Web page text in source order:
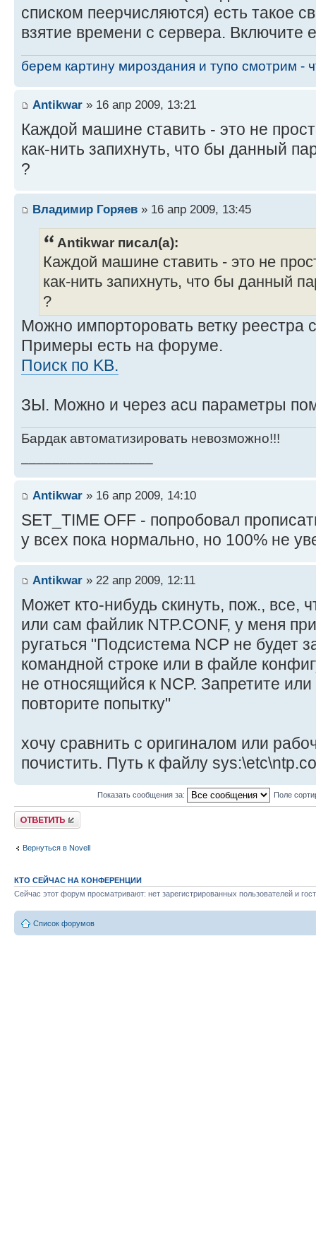
списком пеерчисляются) есть такое
взятие времени с сервера. Включите
берем картину мироздания и тупо смотрим -
Antikwar » 16 апр 2009, 13:21
Каждой машине ставить - это не
как-нить запихнуть, что бы данный
?
Владимир Горяев » 16 апр 2009, 13:45
Antikwar писал(а):
Каждой машине ставить - это не
как-нить запихнуть, что бы данный
?
Можно импорторовать ветку
Примеры есть на форуме.
Поиск по KB.
ЗЫ. Можно и через acu параметры
Бардак автоматизировать невозможно!!!
Antikwar » 16 апр 2009, 14:10
SET_TIME OFF - попробовал
у всех пока нормально, но 100% не
Antikwar » 22 апр 2009, 12:11
Может кто-нибудь скинуть, пож., все,
или сам файлик NTP.CONF, у меня
ругаться "Подсистема NCP не будет
командной строке или в файле
не относящийся к NCP. Запретите
повторите попытку"
хочу сравнить с оригиналом или
почистить. Путь к файлу
Показать сообщения за: Поле
Ответить
Вернуться в Novell
КТО СЕЙЧАС НА КОНФЕРЕНЦИИ
Сейчас этот форум просматривают: нет зарегистрированных пользователей и
Список форумов